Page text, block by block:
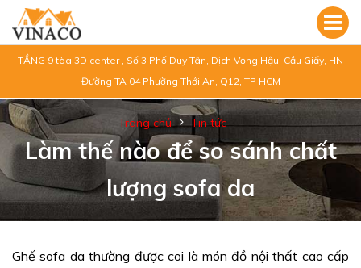
TẦNG 9 tòa 3D center , Số 3 Phố Duy Tân, Dịch Vọng Hậu, Cầu Giấy, HN
Đường TA 04 Phường Thới An, Q12, TP HCM
Trang chủ Tin tức
Làm thế nào để so sánh chất
lượng sofa da
Ghế sofa da thường được coi là món đồ nội thất cao cấp